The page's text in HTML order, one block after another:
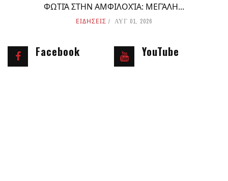
ΦΩΤΙΆ ΣΤΗΝ ΑΜΦΙΛΟΧΊΑ: ΜΕΓΆΛΗ...
ΕΙΔΗΣΕΙΣ ΑΥΓ 01, 2026
Facebook YouTube